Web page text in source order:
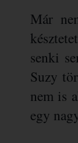
Már
senki
Suzy
nem is
egy